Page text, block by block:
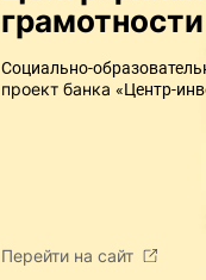
грамотности
Социально-
проект банка «Центр-
Перейти на сайт